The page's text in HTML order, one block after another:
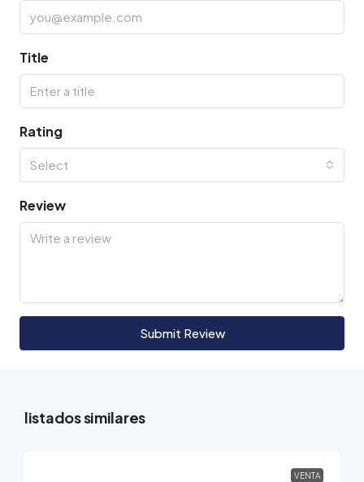
Title
Rating
Select
Review
Submit Review
listados similares
VENTA